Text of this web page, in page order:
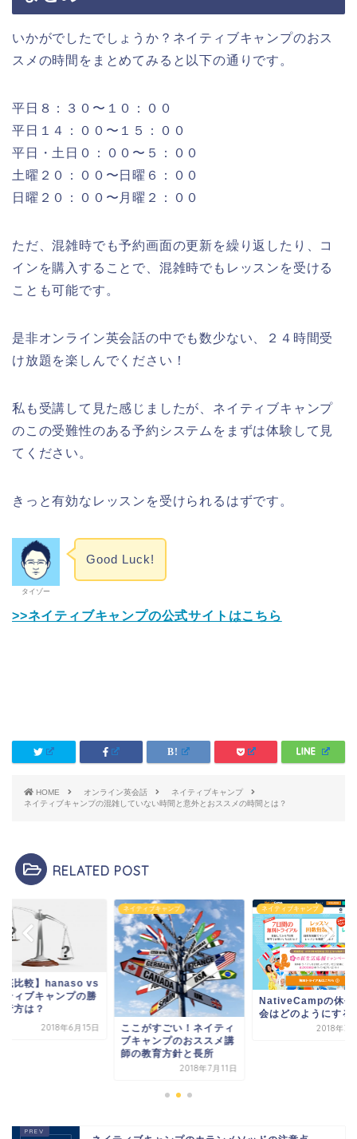
いかがでしたでしょうか？ネイティブキャンプのおス
スメの時間をまとめてみると以下の通りです。
平日８：３０〜１０：００
平日１４：００〜１５：００
平日・土日０：００〜５：００
土曜２０：００〜日曜６：００
日曜２０：００〜月曜２：００
ただ、混雑時でも予約画面の更新を繰り返したり、コ
インを購入することで、混雑時でもレッスンを受ける
ことも可能です。
是非オンライン英会話の中でも数少ない、２４時間受
け放題を楽しんでください！
私も受講して見た感じましたが、ネイティブキャンプ
のこの受難性のある予約システムをまずは体験して見
てください。
きっと有効なレッスンを受けられるはずです。
タイゾー
Good Luck!
>>ネイティブキャンプの公式サイトはこちら
HOME オンライン英会話
ネイティブキャンプ
ネイティブキャンプの混雑していない時間と意外とおススメの時間とは？
RELATED POST
底比較】hanaso vs
ティブキャンプの勝
行方は？
2018年6月15日
ネイティブキャンプ
ここがすごい！ネイティ
ブキャンプのおススメ講
師の教育方針と長所
2018年7月11日
ネイティブキャンプ
NativeCampの休会
会はどのようにする
2018年3